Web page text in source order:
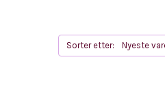
Sorter etter: